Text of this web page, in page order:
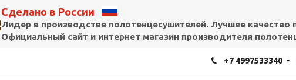
Сделано в России
Лидер в производстве полотенцесушителей. Лучшее качество
Официальный сайт и интернет магазин производителя
+7 4997533340